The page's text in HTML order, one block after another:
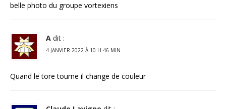
belle photo du groupe vortexiens
A dit :
4 JANVIER 2022 À 10 H 46 MIN
Quand le tore tourne il change de couleur